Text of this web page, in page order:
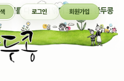
야기를 다정하게 엮어 보여주는 완두콩
로그인 회원가입